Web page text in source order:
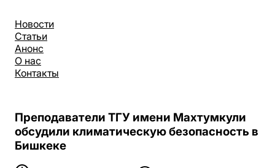
Новости
Статьи
Анонс
О нас
Контакты
Преподаватели ТГУ имени Махтумкули
обсудили климатическую безопасность в
Бишкеке